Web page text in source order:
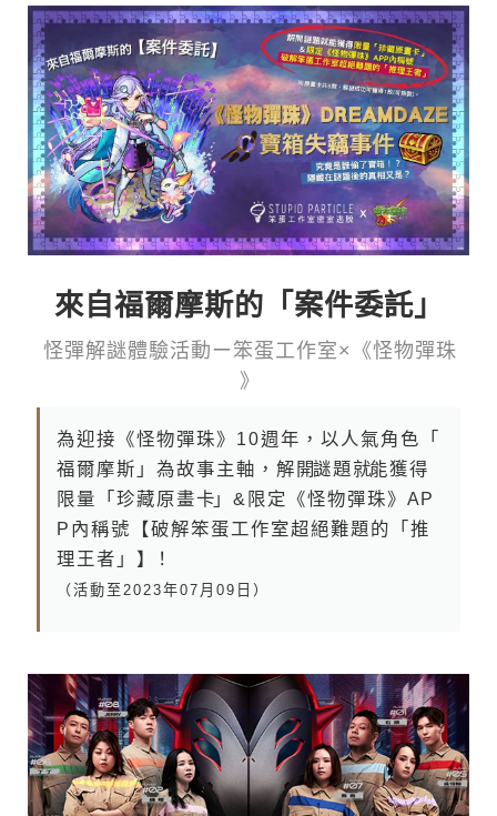
來自福爾摩斯的「案件委託」
怪 彈 解 謎 體 驗 活 動 ー 笨 蛋 工 作 室 × 《 怪 物 彈 珠
》
為 迎 接 《 怪 物 彈 珠 》 1 0 週 年 ， 以 人 氣 角 色 「
福 爾 摩 斯 」 為 故 事 主 軸 ， 解 開謎 題 就能 獲 得
限 量 「 珍 藏 原 畫 卡」 & 限 定 《 怪 物 彈 珠 》 A P
P 內 稱 號 【 破 解 笨 蛋 工 作 室 超 絕 難 題 的 「 推
理 王 者 」 】！
（ 活 動 至 2 0 2 3 年 0 7 月 0 9 日 ）